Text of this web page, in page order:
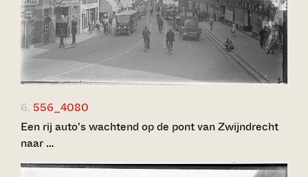
6. 556_4080
Een rij auto's wachtend op de pont van Zwijndrecht
naar …